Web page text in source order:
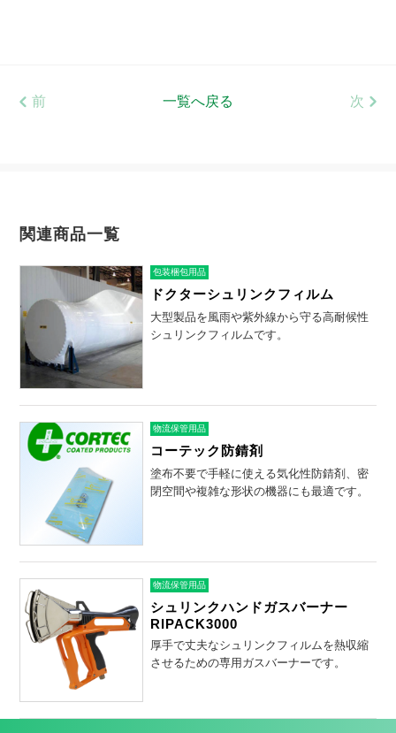
前 一覧へ戻る 次
関連商品一覧
包装梱包用品
ドクターシュリンクフィルム
大型製品を風雨や紫外線から守る高耐候性
シュリンクフィルムです。
物流保管用品
コーテック防錆剤
塗布不要で手軽に使える気化性防錆剤、密
閉空間や複雑な形状の機器にも最適です。
物流保管用品
シュリンクハンドガスバーナー
RIPACK3000
厚手で丈夫なシュリンクフィルムを熱収縮
させるための専用ガスバーナーです。